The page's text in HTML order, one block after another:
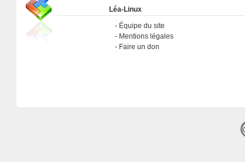
Léa-Linux
Équipe du site
Mentions légales
Faire un don